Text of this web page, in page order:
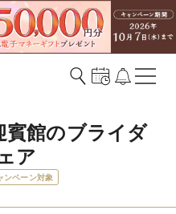
賓館のブライダ
ア
ンペーン対象